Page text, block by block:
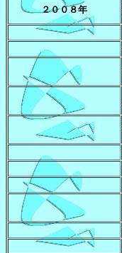
２００８年